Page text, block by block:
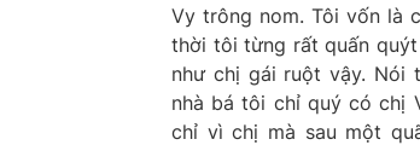
Vy trông nom. Tôi vốn là
thời tôi từng rất quấn
như chị gái ruột vậy. Nói
nhà bá tôi chỉ quý có chị
chỉ vì chị mà sau một